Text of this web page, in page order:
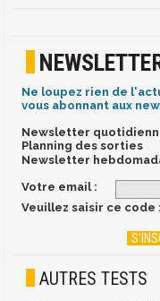
Ne loupez rien de
vous abonnant aux
Newsletter
Planning des sorties
Newsletter
Votre email :
Veuillez saisir ce code :
AUTRES TESTS